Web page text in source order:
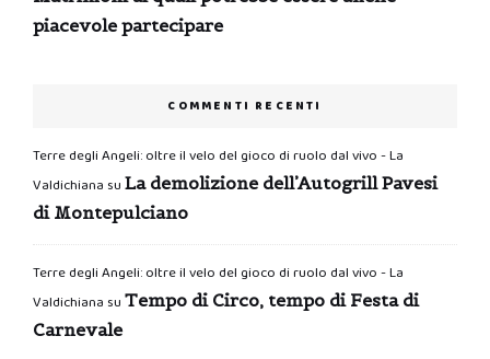
piacevole partecipare
COMMENTI RECENTI
Terre degli Angeli: oltre il velo del gioco di ruolo dal vivo - La
Valdichiana su La demolizione dell’Autogrill Pavesi
di Montepulciano
Terre degli Angeli: oltre il velo del gioco di ruolo dal vivo - La
Valdichiana su Tempo di Circo, tempo di Festa di
Carnevale